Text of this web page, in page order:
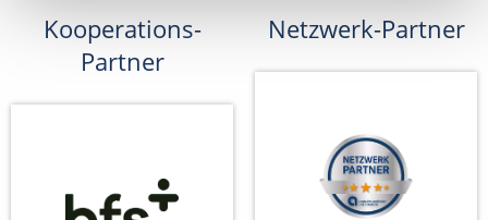
Kooperations-
Partner
Netzwerk-Partner